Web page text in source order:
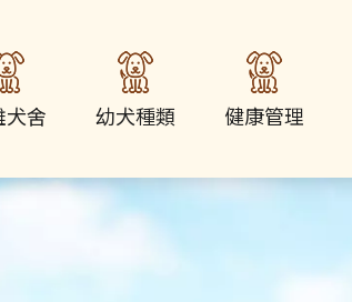
犬舍 幼犬種類 健康管理